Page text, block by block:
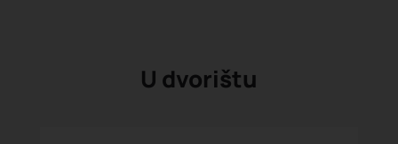
U dvorištu